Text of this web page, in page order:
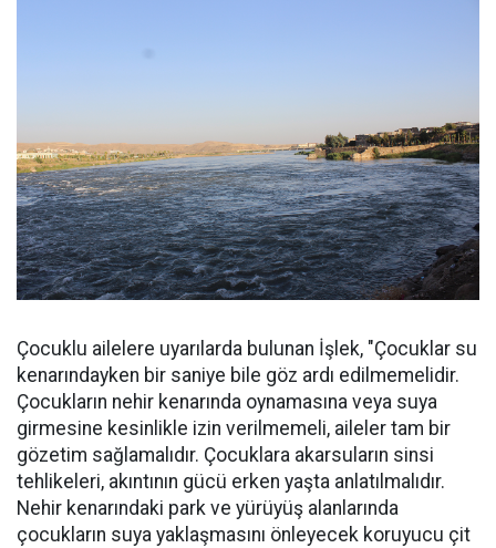
Çocuklu ailelere uyarılarda bulunan İşlek, "Çocuklar su
kenarındayken bir saniye bile göz ardı edilmemelidir.
Çocukların nehir kenarında oynamasına veya suya
girmesine kesinlikle izin verilmemeli, aileler tam bir
gözetim sağlamalıdır. Çocuklara akarsuların sinsi
tehlikeleri, akıntının gücü erken yaşta anlatılmalıdır.
Nehir kenarındaki park ve yürüyüş alanlarında
çocukların suya yaklaşmasını önleyecek koruyucu çit